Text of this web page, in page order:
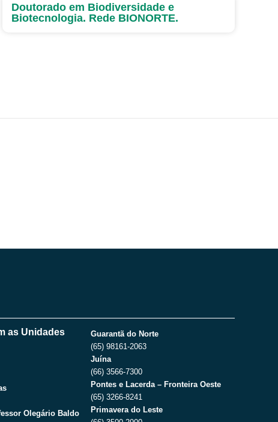
Doutorado em Biodiversidade e
Biotecnologia. Rede BIONORTE.
as Unidades
Olegário Baldo
Guarantã do Norte
(65) 98161-2063
Juína
(66) 3566-7300
Pontes e Lacerda – Fronteira Oeste
(65) 3266-8241
Primavera do Leste